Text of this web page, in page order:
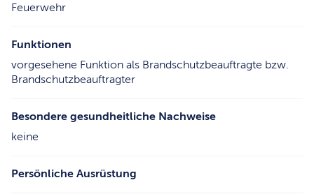
Feuerwehr
Funktionen
vorgesehene Funktion als Brandschutzbeauftragte bzw.
Brandschutzbeauftragter
Besondere gesundheitliche Nachweise
keine
Persönliche Ausrüstung